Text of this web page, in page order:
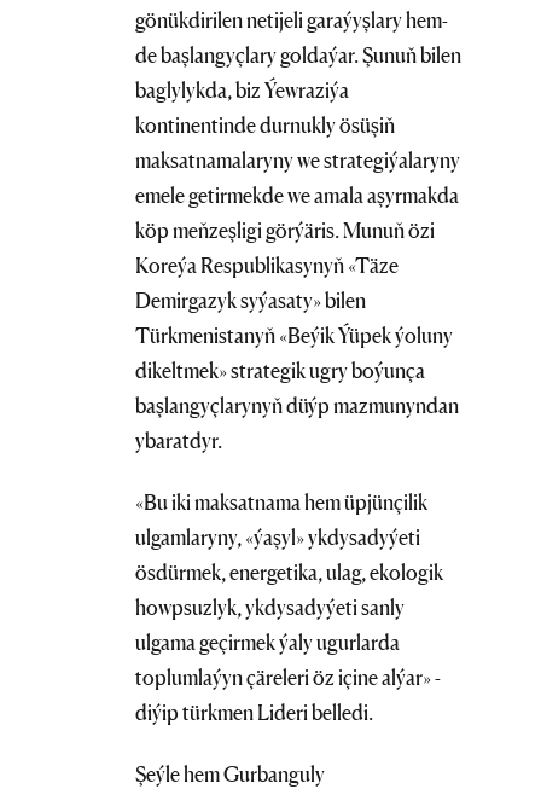
gönükdirilen netijeli garaýyşlary hem-
de başlangyçlary goldaýar. Şunuň bilen
baglylykda, biz Ýewraziýa
kontinentinde durnukly ösüşiň
maksatnamalaryny we strategiýalaryny
emele getirmekde we amala aşyrmakda
köp meňzeşligi görýäris. Munuň özi
Koreýa Respublikasynyň «Täze
Demirgazyk syýasaty» bilen
Türkmenistanyň «Beýik Ýüpek ýoluny
dikeltmek» strategik ugry boýunça
başlangyçlarynyň düýp mazmunyndan
ybaratdyr.
«Bu iki maksatnama hem üpjünçilik
ulgamlaryny, «ýaşyl» ykdysadyýeti
ösdürmek, energetika, ulag, ekologik
howpsuzlyk, ykdysadyýeti sanly
ulgama geçirmek ýaly ugurlarda
toplumlaýyn çäreleri öz içine alýar» -
diýip türkmen Lideri belledi.
Şeýle hem Gurbanguly